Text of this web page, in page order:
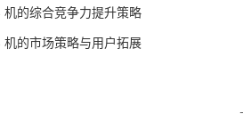
机的综合竞争力提升策略
机的市场策略与用户拓展